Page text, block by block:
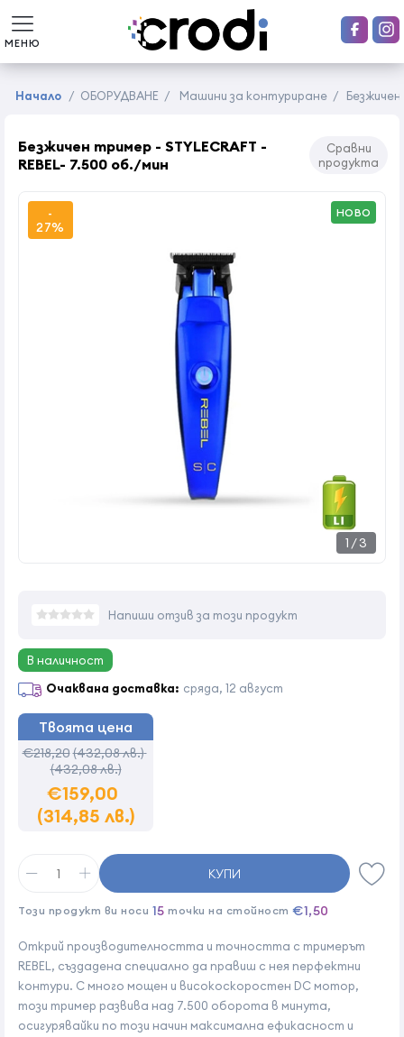
МЕНЮ
Начало / ОБОРУДВАНЕ / Машини за контуриране /
Безжичен тример - STYLECRAFT -
REBEL- 7.500 об./мин
Сравни
продукта
1 /3
-
27%
НОВО
Открий производителността и точността с тримерът
REBEL, създадена специално да правиш с нея перфектни
контури. С много мощен и високоскоростен DC мотор,
този тример развива над 7.500 оборота в минута,
осигурявайки по този начин максимална ефикасност и
Напиши отзив за този продукт
В наличност
Очаквана доставка: сряда, 12 август
Твоята цена
€218,20(432,08 лв.)
(432,08 лв.)
€159,00
(314,85 лв.)
КУПИ
Този продукт ви носи 15 точки на стойност €1,50